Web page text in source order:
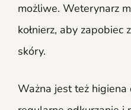
możliwe. Weterynarz
kołnierz, aby zapobiec
skóry.
Ważna jest też